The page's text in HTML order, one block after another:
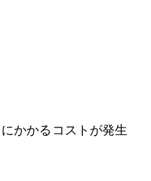
かかるコストが発生